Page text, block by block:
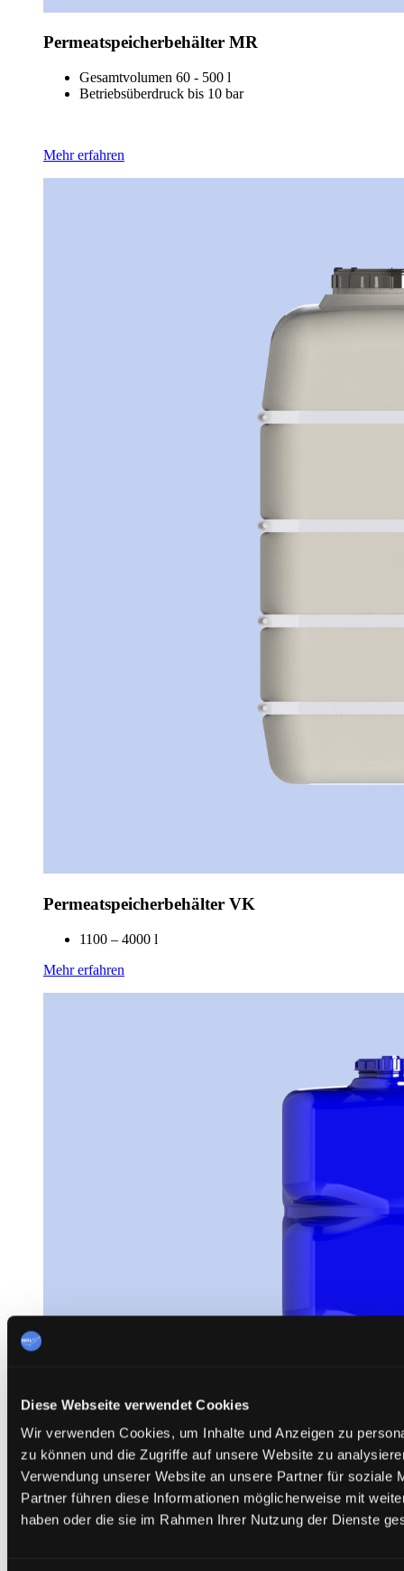
Diese Webseite verwendet Cookies
Wir verwenden Cookies, um Inhalte und Anzeigen zu
zu können und die Zugriffe auf unsere Website zu
Verwendung unserer Website an unsere Partner für soziale
Partner führen diese Informationen möglicherweise mit
haben oder die sie im Rahmen Ihrer Nutzung der Dienste
Permeatspeicherbehälter MR
Gesamtvolumen 60 - 500 l
Betriebsüberdruck bis 10 bar
Mehr erfahren
Permeatspeicherbehälter VK
1100 – 4000 l
Mehr erfahren